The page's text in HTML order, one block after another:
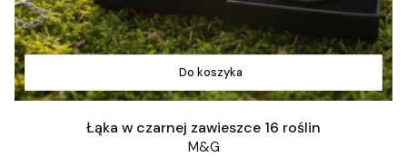
Do koszyka
Łąka w czarnej zawieszce 16 roślin
M&G